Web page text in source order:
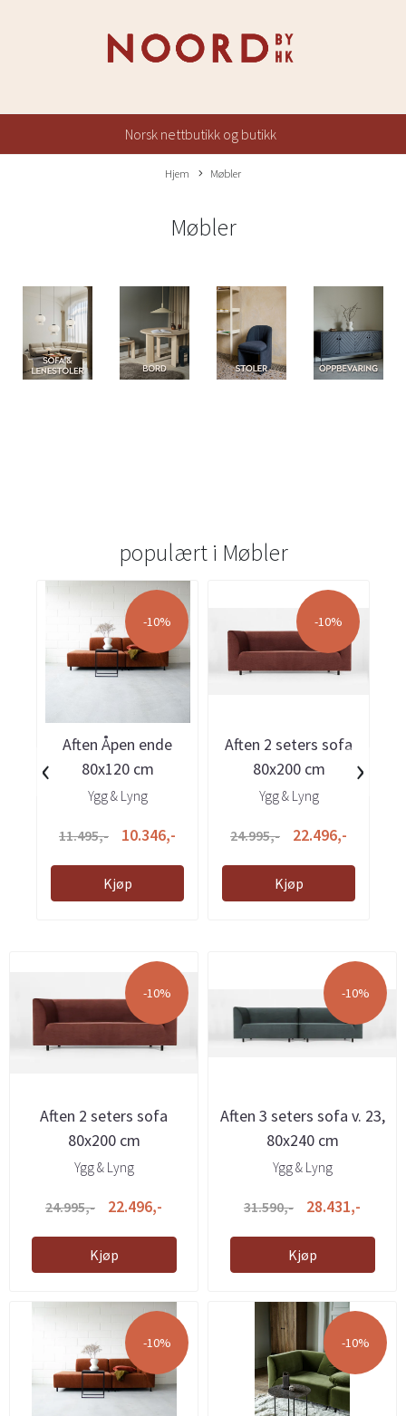
Norsk nettbutikk og butikk
Hjem Møbler
Møbler
populært i Møbler
-10%
Aften Åpen ende
80x120 cm
Ygg & Lyng
11.495,- 10.346,-
Kjøp
-10%
Aften 2 seters sofa
80x200 cm
Ygg & Lyng
24.995,- 22.496,-
Kjøp
‹ ›
-10%
Aften 2 seters sofa
80x200 cm
Ygg & Lyng
24.995,- 22.496,-
Kjøp
-10%
Aften 3 seters sofa v. 23,
80x240 cm
Ygg & Lyng
31.590,- 28.431,-
Kjøp
-10% -10%